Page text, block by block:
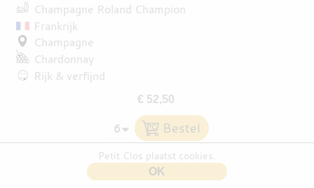
Champagne Roland Champion
Frankrijk
Champagne
Chardonnay
Rijk & verfijnd
€ 52,50
Petit Clos plaatst cookies.
OK